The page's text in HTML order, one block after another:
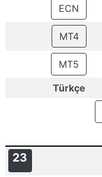
ECN
MT4
MT5
Türkçe
23